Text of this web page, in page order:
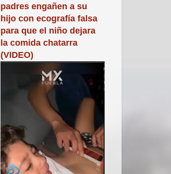
padres engañen a su
hijo con ecografía falsa
para que el niño dejara
la comida chatarra
(VIDEO)